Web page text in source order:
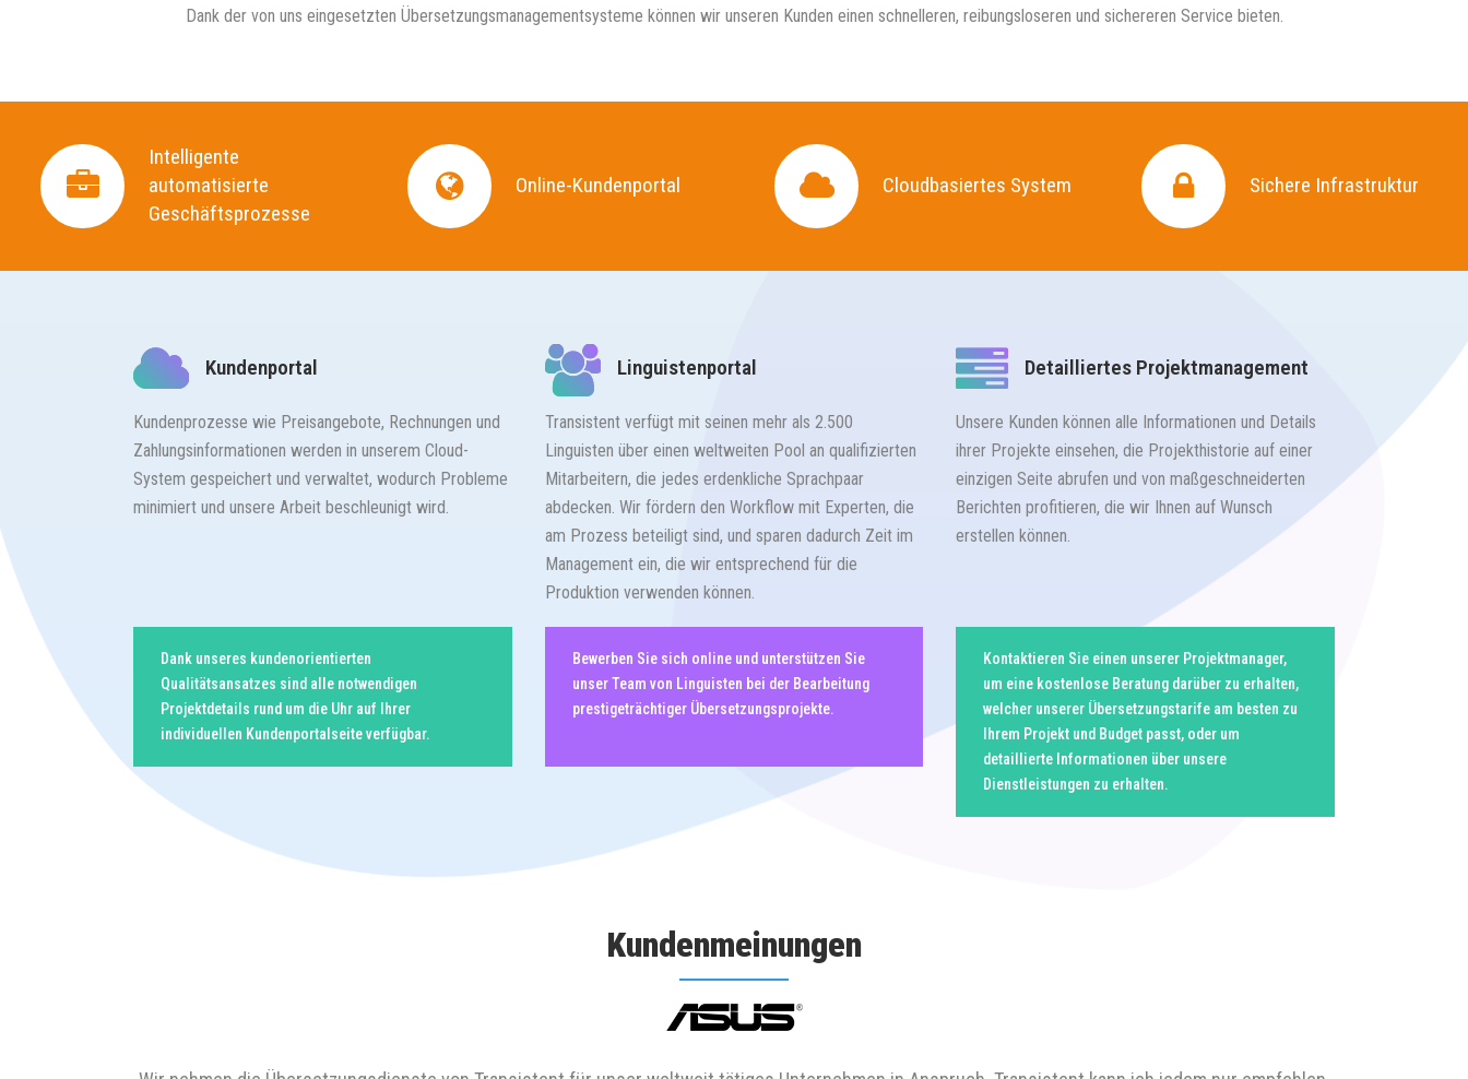
Dank der von uns eingesetzten Übersetzungsmanagementsysteme können wir unseren Kunden einen schnelleren, reibungsloseren und sichereren Service bieten.
Intelligente
automatisierte
Geschäftsprozesse
Intelligente
automatisierte
Geschäftsprozesse
Online-Kundenportal
Online-Kundenportal Cloudbasiertes System
Cloudbasiertes System Sichere Infrastruktur
Sichere Infrastruktur
zu erhalten,
am besten zu
Kundenportal
Kundenprozesse wie Preisangebote, Rechnungen und
Zahlungsinformationen werden in unserem Cloud-
System gespeichert und verwaltet, wodurch Probleme
minimiert und unsere Arbeit beschleunigt wird.
Linguistenportal
Transistent verfügt mit seinen mehr als 2.500
Linguisten über einen weltweiten Pool an qualifizierten
Mitarbeitern, die jedes erdenkliche Sprachpaar
abdecken. Wir fördern den Workflow mit Experten, die
am Prozess beteiligt sind, und sparen dadurch Zeit im
Management ein, die wir entsprechend für die
Produktion verwenden können.
Detailliertes Projektmanagement
Unsere Kunden können alle Informationen und Details
ihrer Projekte einsehen, die Projekthistorie auf einer
einzigen Seite abrufen und von maßgeschneiderten
Berichten profitieren, die wir Ihnen auf Wunsch
erstellen können.
Dank unseres kundenorientierten
Qualitätsansatzes sind alle notwendigen
Projektdetails rund um die Uhr auf Ihrer
individuellen Kundenportalseite verfügbar.
Bewerben Sie sich online und unterstützen Sie
unser Team von Linguisten bei der Bearbeitung
prestigeträchtiger Übersetzungsprojekte.
Kontaktieren Sie einen unserer Projektmanager,
um eine kostenlose Beratung darüber zu erhalten,
welcher unserer Übersetzungstarife am besten zu
Ihrem Projekt und Budget passt, oder um
detaillierte Informationen über unsere
Dienstleistungen zu erhalten.
Kundenprozesse
System
Kundenmeinungen